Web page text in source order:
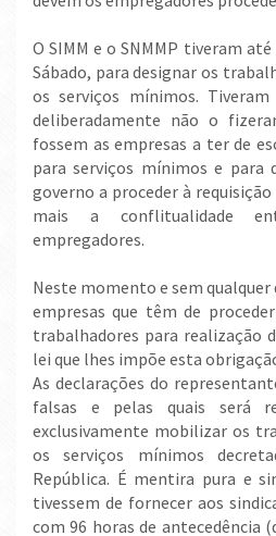
O SIMM e o SNMMP tiveram
Sábado, para designar os
os serviços mínimos.
deliberadamente não o
fossem as empresas a ter de
para serviços mínimos e para
governo a proceder à
mais a conflitualidade
empregadores.
Neste momento e sem qualquer
empresas que têm de
trabalhadores para realização
lei que lhes impõe esta
As declarações do
falsas e pelas quais será
exclusivamente mobilizar os
os serviços mínimos
República. É mentira pura e
tivessem de fornecer aos
com 96 horas de antecedência